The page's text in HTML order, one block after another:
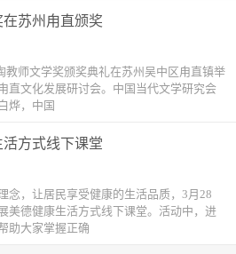
苏州甪直颁奖
教师文学奖颁奖典礼在苏州吴中区甪直镇举
直文化发展研讨会。中国当代文学研究会
烨，中国
方式线下课堂
念，让居民享受健康的生活品质，3月28
美德健康生活方式线下课堂。活动中，进
助大家掌握正确